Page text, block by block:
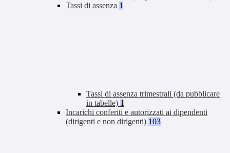
Tassi di assenza 1
Tassi di assenza trimestrali (da pubblicare
in tabelle) 1
Incarichi conferiti e autorizzati ai dipendenti
(dirigenti e non dirigenti) 103